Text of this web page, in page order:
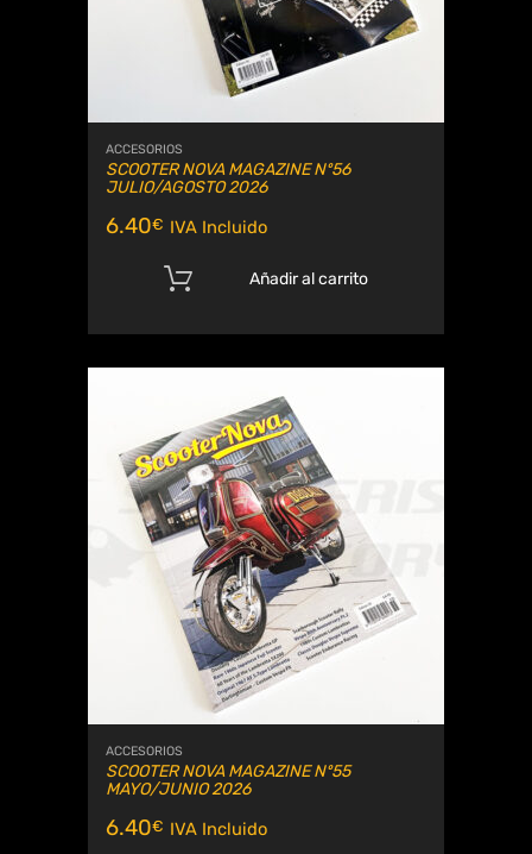
ACCESORIOS
SCOOTER NOVA MAGAZINE Nº56
JULIO/AGOSTO 2026
6.40€ IVA Incluido
Añadir al carrito
ACCESORIOS
SCOOTER NOVA MAGAZINE Nº55
MAYO/JUNIO 2026
6.40€ IVA Incluido